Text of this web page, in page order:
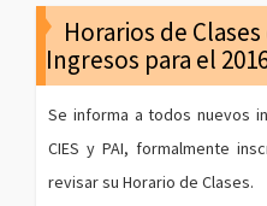
Horarios de
Ingresos para el
Se informa a todos nuevos
CIES y PAI, formalmente
revisar su Horario de Clases.